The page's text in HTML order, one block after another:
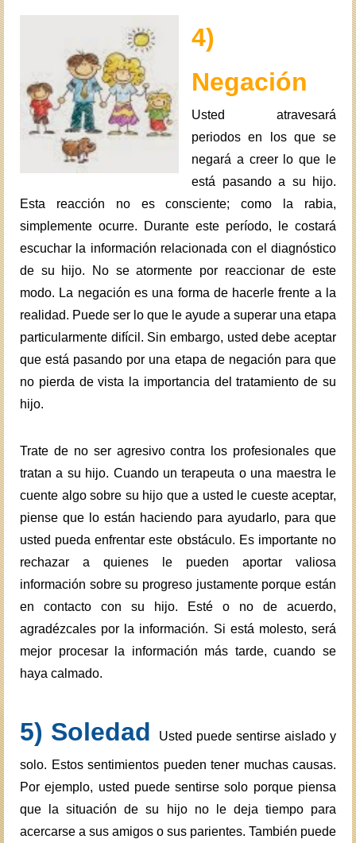
4)
Negación
Usted atravesará
periodos en los que se
negará a creer lo que le
está pasando a su hijo.
Esta reacción no es consciente; como la rabia,
simplemente ocurre. Durante este período, le costará
escuchar la información relacionada con el diagnóstico
de su hijo. No se atormente por reaccionar de este
modo. La negación es una forma de hacerle frente a la
realidad. Puede ser lo que le ayude a superar una etapa
particularmente difícil. Sin embargo, usted debe aceptar
que está pasando por una etapa de negación para que
no pierda de vista la importancia del tratamiento de su
hijo.
Trate de no ser agresivo contra los profesionales que
tratan a su hijo. Cuando un terapeuta o una maestra le
cuente algo sobre su hijo que a usted le cueste aceptar,
piense que lo están haciendo para ayudarlo, para que
usted pueda enfrentar este obstáculo. Es importante no
rechazar a quienes le pueden aportar valiosa
información sobre su progreso justamente porque están
en contacto con su hijo. Esté o no de acuerdo,
agradézcales por la información. Si está molesto, será
mejor procesar la información más tarde, cuando se
haya calmado.
5) Soledad Usted puede sentirse aislado y
solo. Estos sentimientos pueden tener muchas causas.
Por ejemplo, usted puede sentirse solo porque piensa
que la situación de su hijo no le deja tiempo para
acercarse a sus amigos o sus parientes. También puede